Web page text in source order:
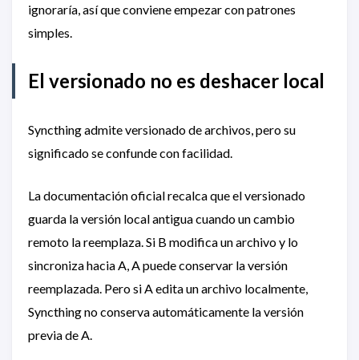
ignoraría, así que conviene empezar con patrones
simples.
El versionado no es deshacer local
Syncthing admite versionado de archivos, pero su
significado se confunde con facilidad.
La documentación oficial recalca que el versionado
guarda la versión local antigua cuando un cambio
remoto la reemplaza. Si B modifica un archivo y lo
sincroniza hacia A, A puede conservar la versión
reemplazada. Pero si A edita un archivo localmente,
Syncthing no conserva automáticamente la versión
previa de A.